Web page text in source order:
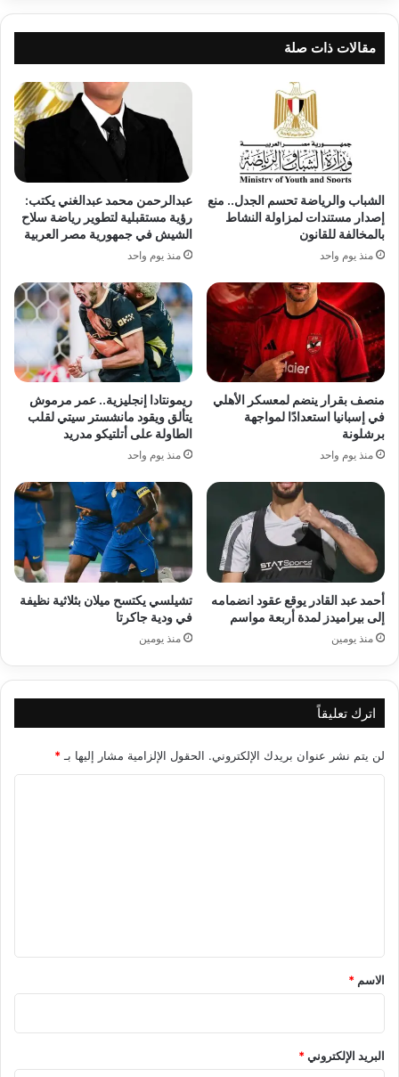
مقالات ذات صلة
الشباب والرياضة تحسم الجدل.. منع
إصدار مستندات لمزاولة النشاط
بالمخالفة للقانون
منذ يوم واحد
عبدالرحمن محمد عبدالغني يكتب:
رؤية مستقبلية لتطوير رياضة سلاح
الشيش في جمهورية مصر العربية
منذ يوم واحد
منصف بقرار ينضم لمعسكر الأهلي
في إسبانيا استعدادًا لمواجهة
برشلونة
منذ يوم واحد
ريمونتادا إنجليزية.. عمر مرموش
يتألق ويقود مانشستر سيتي لقلب
الطاولة على أتلتيكو مدريد
منذ يوم واحد
أحمد عبد القادر يوقع عقود انضمامه
إلى بيراميدز لمدة أربعة مواسم
منذ يومين
تشيلسي يكتسح ميلان بثلاثية نظيفة
في ودية جاكرتا
منذ يومين
اترك تعليقاً
لن يتم نشر عنوان بريدك الإلكتروني. الحقول الإلزامية مشار إليها بـ*
*
الاسم *
البريد الإلكتروني*